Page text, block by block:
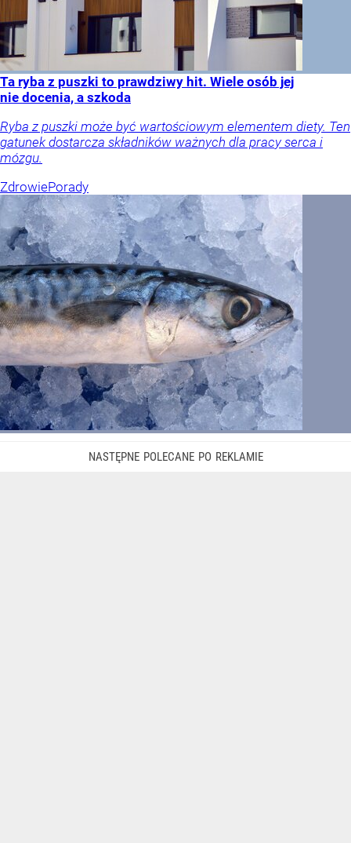
Ta ryba z puszki to prawdziwy hit. Wiele osób jej
nie docenia, a szkoda
Ryba z puszki może być wartościowym elementem diety. Ten
gatunek dostarcza składników ważnych dla pracy serca i
mózgu.
ZdrowiePorady